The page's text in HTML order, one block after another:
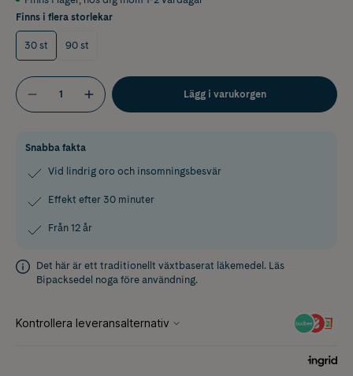
Finns i flera storlekar
30 st 90 st
Lägg i varukorgen
Snabba fakta
Vid lindrig oro och insomningsbesvär
Effekt efter 30 minuter
Från 12 år
Det här är ett traditionellt växtbaserat läkemedel. Läs
Bipacksedel noga före användning.